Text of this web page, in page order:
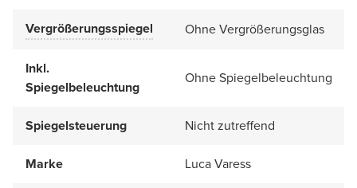
Vergrößerungsspiegel Ohne Vergrößerungsglas
Inkl.
Spiegelbeleuchtung
Ohne Spiegelbeleuchtung
Spiegelsteuerung Nicht zutreffend
Marke Luca Varess